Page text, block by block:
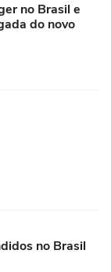
no Brasil e
do novo
no Brasil